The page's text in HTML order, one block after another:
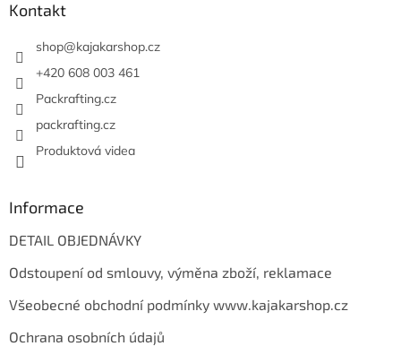
Kontakt
shop@kajakarshop.cz
+420 608 003 461
Packrafting.cz
packrafting.cz
Produktová videa
Informace
DETAIL OBJEDNÁVKY
Odstoupení od smlouvy, výměna zboží, reklamace
Všeobecné obchodní podmínky www.kajakarshop.cz
Ochrana osobních údajů